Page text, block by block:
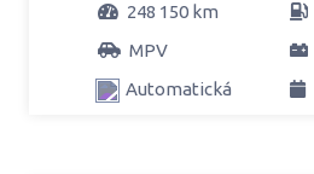
248 150 km
MPV
Automatická